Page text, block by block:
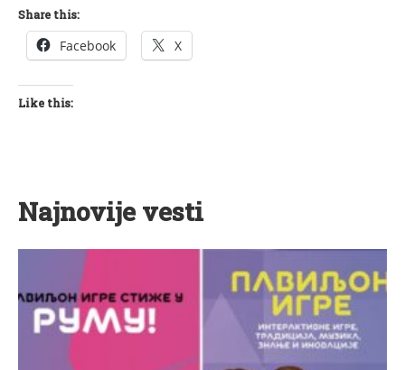
Share this:
Facebook X
Like this:
Najnovije vesti